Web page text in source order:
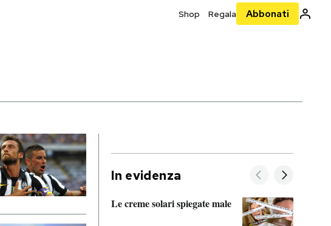
Shop Regala Abbonati
In evidenza
Le creme solari spiegate male